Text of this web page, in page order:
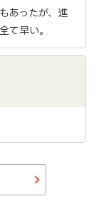
あったが、進
て早い。